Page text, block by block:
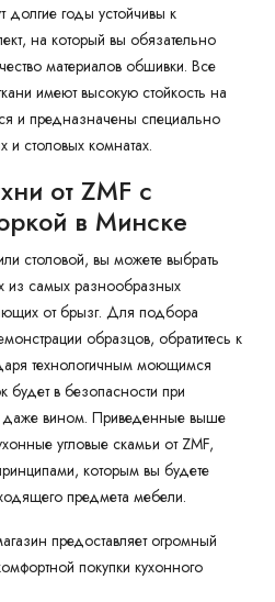
годы устойчивы к
на который вы обязательно
материалов обшивки. Все
имеют высокую стойкость на
и предназначены специально
и столовых комнатах.
от ZMF с
в Минске
столовой, вы можете выбрать
из самых разнообразных
от брызг. Для подбора
образцов, обратитесь к
технологичным моющимся
будет в безопасности при
даже вином. Приведенные выше
угловые скамьи от ZMF,
которым вы будете
предмета мебели.
предоставляет огромный
покупки кухонного